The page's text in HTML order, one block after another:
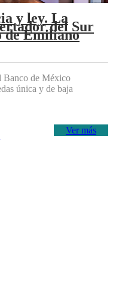
y ley. La
del Sur
de Emiliano
Banco de México
única y de baja
Ver más